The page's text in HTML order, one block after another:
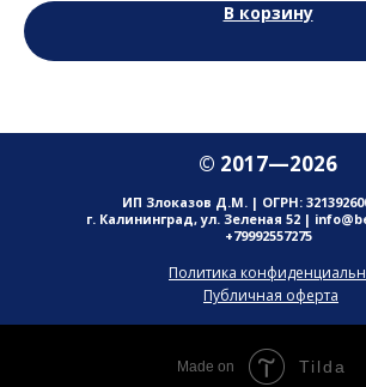
В корзину
© 2017—2026
ИП Злоказов Д.М. | ОГРН:
г. Калининград, ул. Зеленая 52 |
+79992557275
Политика
Публичная оферта
Made on Tilda